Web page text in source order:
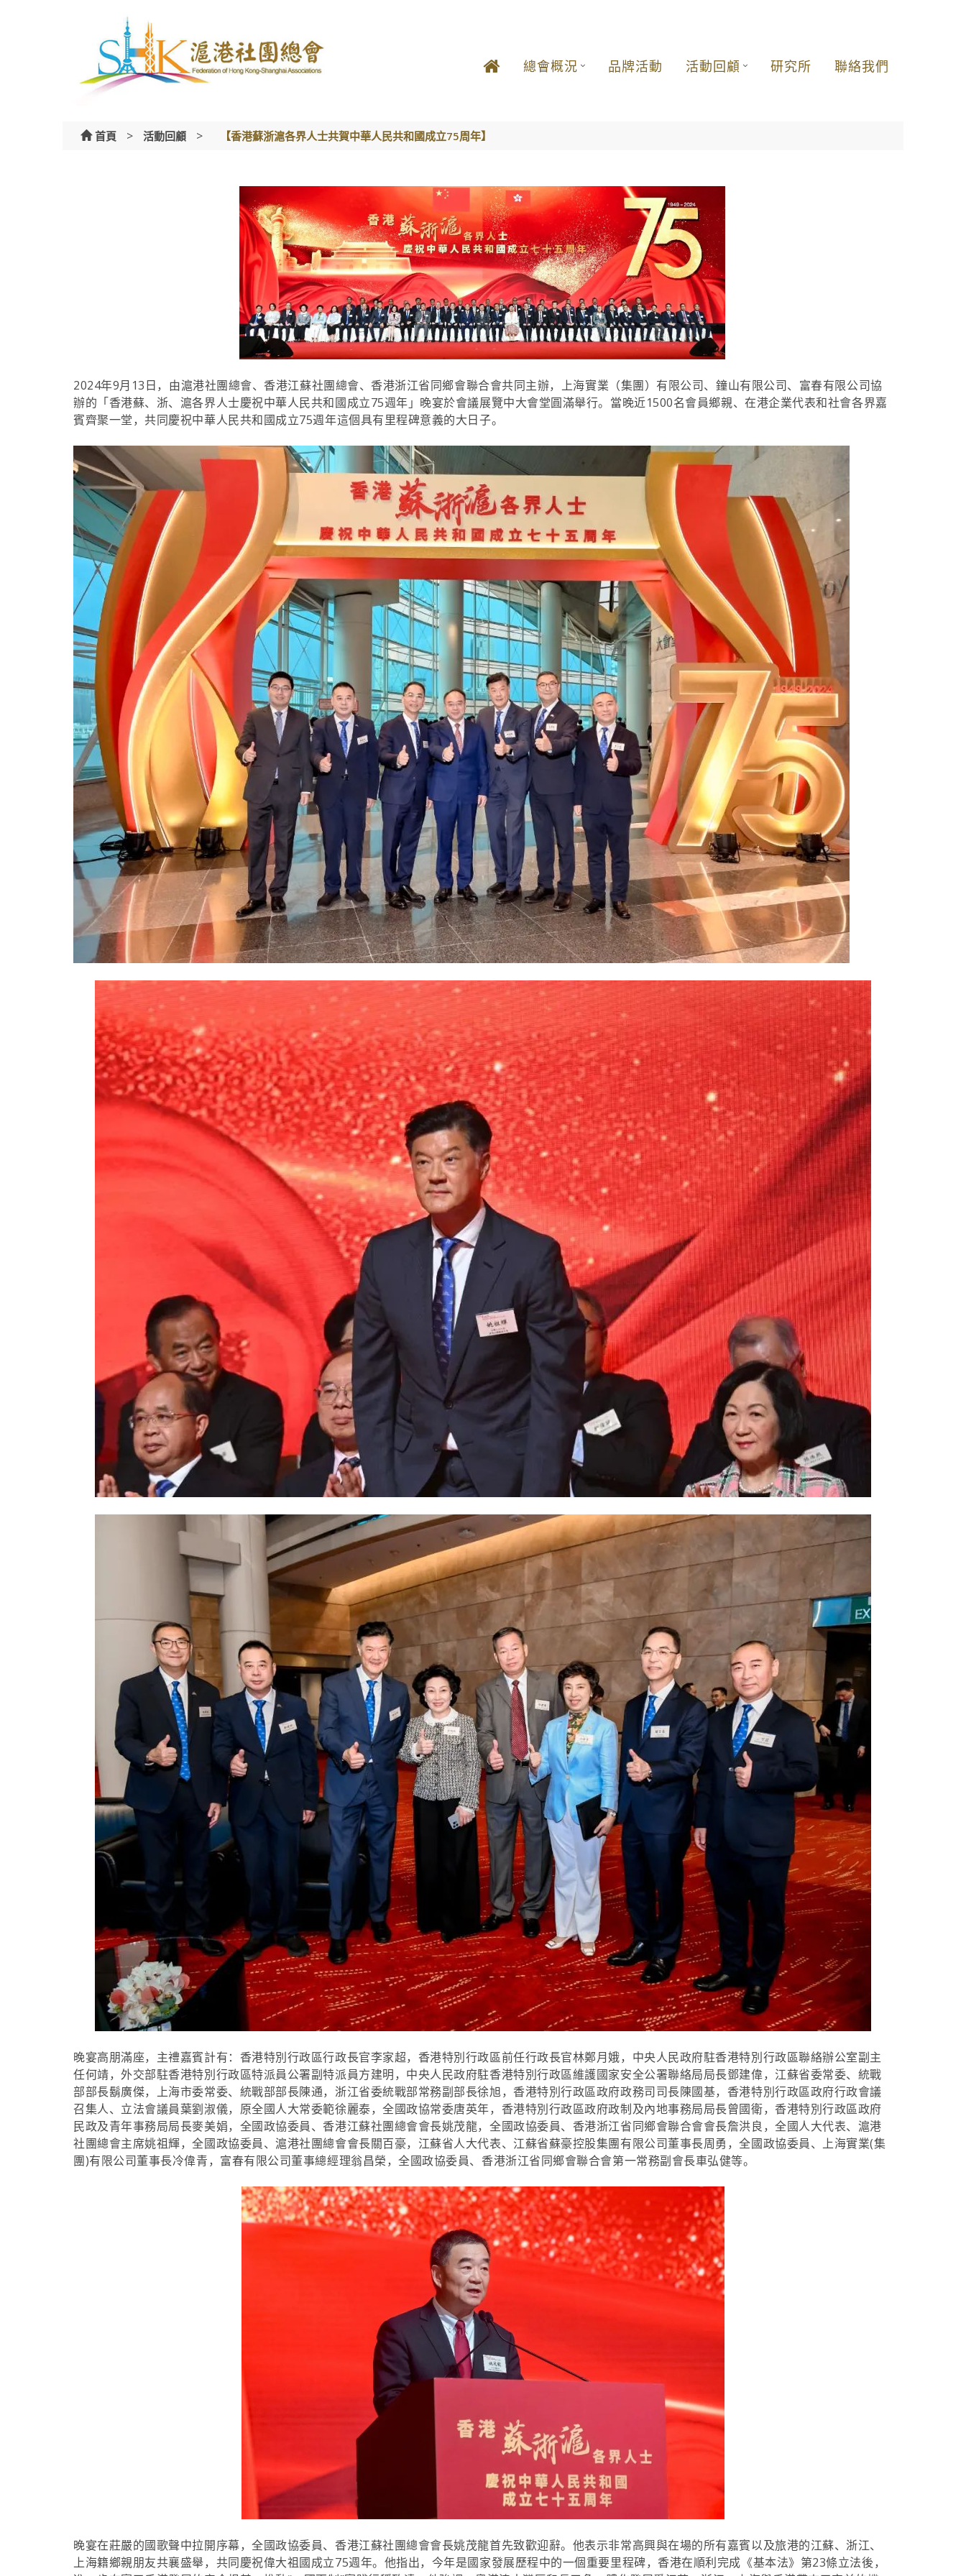
總會概況 品牌活動 活動回顧 研究所 聯絡我們
首頁 > 活動回顧 > 【香港蘇浙滬各界人士共賀中華人民共和國成立75周年】
2024年9月13日，由滬港社團總會、香港江蘇社團總會、香港浙江省同鄉會聯合會共同主辦，上海實業（集團）有限公司、鐘山有限公司、富春有限公司協
辦的「香港蘇、浙、滬各界人士慶祝中華人民共和國成立75週年」晚宴於會議展覽中大會堂圓滿舉行。當晚近1500名會員鄉親、在港企業代表和社會各界嘉
賓齊聚一堂，共同慶祝中華人民共和國成立75週年這個具有里程碑意義的大日子。
晚宴高朋滿座，主禮嘉賓計有：香港特別行政區行政長官李家超，香港特別行政區前任行政長官林鄭月娥，中央人民政府駐香港特別行政區聯絡辦公室副主
任何靖，外交部駐香港特別行政區特派員公署副特派員方建明，中央人民政府駐香港特別行政區維護國家安全公署聯絡局局長鄧建偉，江蘇省委常委、統戰
部部長鬍廣傑，上海市委常委、統戰部部長陳通，浙江省委統戰部常務副部長徐旭，香港特別行政區政府政務司司長陳國基，香港特別行政區政府行政會議
召集人、立法會議員葉劉淑儀，原全國人大常委範徐麗泰，全國政協常委唐英年，香港特別行政區政府政制及內地事務局局長曾國衛，香港特別行政區政府
民政及青年事務局局長麥美娟，全國政協委員、香港江蘇社團總會會長姚茂龍，全國政協委員、香港浙江省同鄉會聯合會會長詹洪良，全國人大代表、滬港
社團總會主席姚祖輝，全國政協委員、滬港社團總會會長關百豪，江蘇省人大代表、江蘇省蘇豪控股集團有限公司董事長周勇，全國政協委員、上海實業(集
團)有限公司董事長冷偉青，富春有限公司董事總經理翁昌榮，全國政協委員、香港浙江省同鄉會聯合會第一常務副會長車弘健等。
晚宴在莊嚴的國歌聲中拉開序幕，全國政協委員、香港江蘇社團總會會長姚茂龍首先致歡迎辭。他表示非常高興與在場的所有嘉賓以及旅港的江蘇、浙江、
上海籍鄉親朋友共襄盛舉，共同慶祝偉大祖國成立75週年。他指出，今年是國家發展歷程中的一個重要里程碑，香港在順利完成《基本法》第23條立法後，